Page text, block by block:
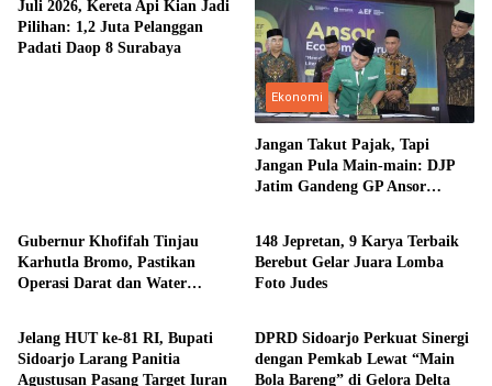
Juli 2026, Kereta Api Kian Jadi
Pilihan: 1,2 Juta Pelanggan
Padati Daop 8 Surabaya
Ekonomi
Jangan Takut Pajak, Tapi
Jangan Pula Main-main: DJP
Jatim Gandeng GP Ansor
Gubernur Khofifah Tinjau
Karhutla Bromo, Pastikan
Operasi Darat dan Water
Headline
148 Jepretan, 9 Karya Terbaik
Berebut Gelar Juara Lomba
Foto Judes
Headline
Jelang HUT ke-81 RI, Bupati
Sidoarjo Larang Panitia
Agustusan Pasang Target Iuran
Ekonomi
DPRD Sidoarjo Perkuat Sinergi
dengan Pemkab Lewat “Main
Bola Bareng” di Gelora Delta